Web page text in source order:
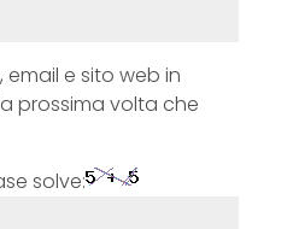
email e sito web in
prossima volta che
solve: